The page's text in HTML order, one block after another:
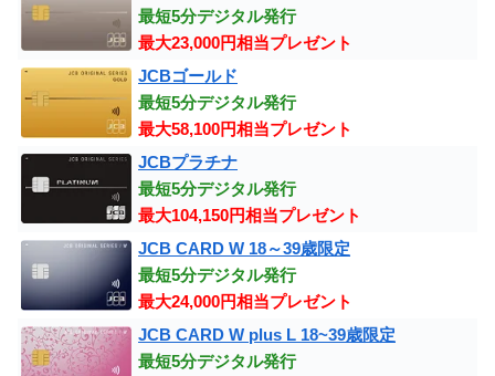
最短5分デジタル発行
最大23,000円相当プレゼント
JCBゴールド
最短5分デジタル発行
最大58,100円相当プレゼント
JCBプラチナ
最短5分デジタル発行
最大104,150円相当プレゼント
JCB CARD W 18～39歳限定
最短5分デジタル発行
最大24,000円相当プレゼント
JCB CARD W plus L 18~39歳限定
最短5分デジタル発行